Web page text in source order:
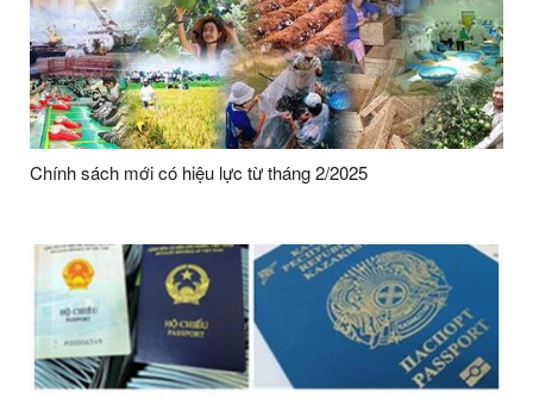
Chính sách mới có hiệu lực từ tháng 2/2025